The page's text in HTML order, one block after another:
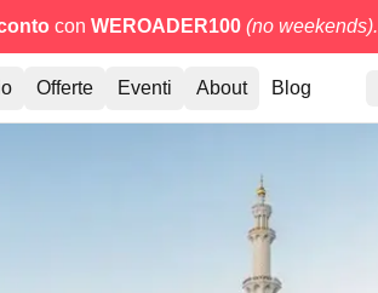
con WEROADER100 (no weekends).
Offerte Eventi About Blog